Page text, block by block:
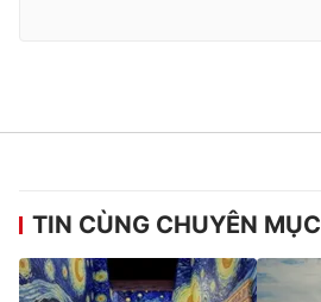
TIN CÙNG CHUYÊN MỤC